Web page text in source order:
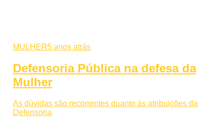
MULHER5 anos atrás
Defensoria Pública na defesa da
Mulher
As dúvidas são recorrentes quanto às atribuições da
Defensoria